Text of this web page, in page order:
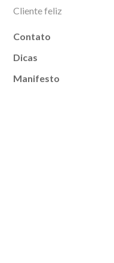
Cliente feliz
Contato
Dicas
Manifesto